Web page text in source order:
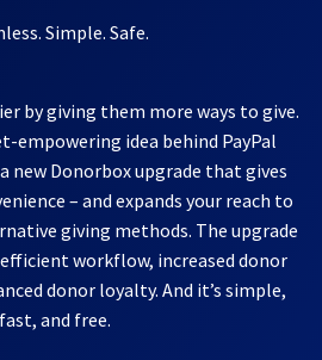
Simple. Safe.
by giving them more ways to give.
empowering idea behind PayPal
new Donorbox upgrade that gives
– and expands your reach to
giving methods. The upgrade
workflow, increased donor
donor loyalty. And it’s simple,
fast, and free.